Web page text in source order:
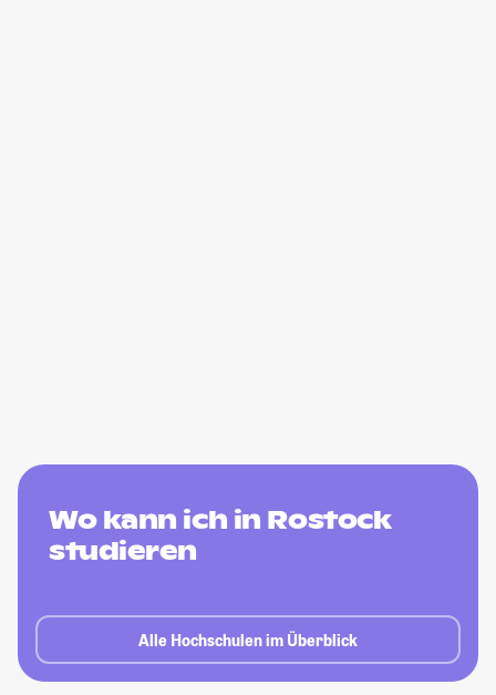
Wo kann ich in Rostock
studieren
Alle Hochschulen im Überblick